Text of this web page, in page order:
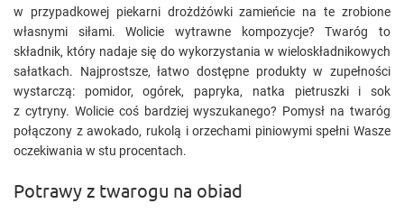
w przypadkowej piekarni drożdżówki zamieńcie na te zrobione
własnymi siłami. Wolicie wytrawne kompozycje? Twaróg to
składnik, który nadaje się do wykorzystania w wieloskładnikowych
sałatkach. Najprostsze, łatwo dostępne produkty w zupełności
wystarczą: pomidor, ogórek, papryka, natka pietruszki i sok
z cytryny. Wolicie coś bardziej wyszukanego? Pomysł na twaróg
połączony z awokado, rukolą i orzechami piniowymi spełni Wasze
oczekiwania w stu procentach.
Potrawy z twarogu na obiad